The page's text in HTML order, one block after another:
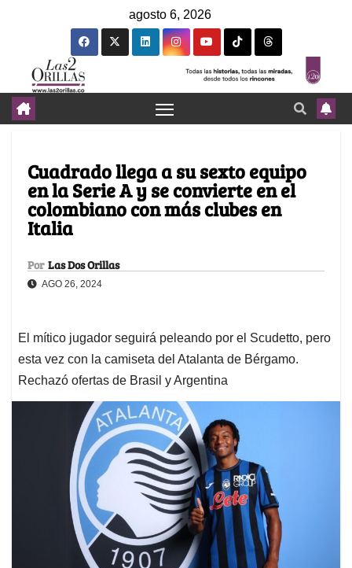
agosto 6, 2026
Cuadrado llega a su sexto equipo
en la Serie A y se convierte en el
colombiano con más clubes en
Italia
Por Las Dos Orillas
AGO 26, 2024
El mítico jugador seguirá peleando por el Scudetto, pero
esta vez con la camiseta del Atalanta de Bérgamo.
Rechazó ofertas de Brasil y Argentina